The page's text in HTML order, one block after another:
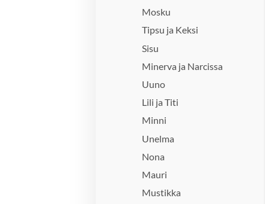
Mosku
Tipsu ja Keksi
Sisu
Minerva ja Narcissa
Uuno
Lili ja Titi
Minni
Unelma
Nona
Mauri
Mustikka